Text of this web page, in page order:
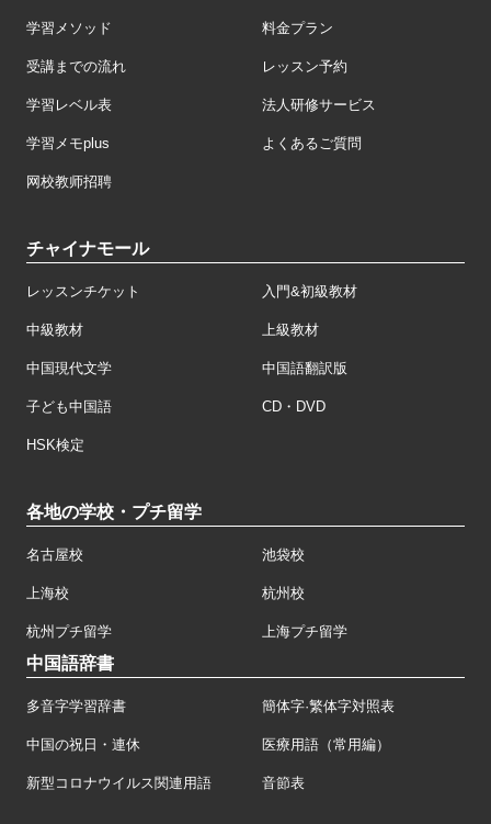
学習メソッド 料金プラン
受講までの流れ レッスン予約
学習レベル表 法人研修サービス
学習メモplus よくあるご質問
网校教师招聘
チャイナモール
レッスンチケット 入門&初級教材
中級教材 上級教材
中国現代文学 中国語翻訳版
子ども中国語 CD・DVD
HSK検定
各地の学校・プチ留学
名古屋校 池袋校
上海校 杭州校
杭州プチ留学 上海プチ留学
中国語辞書
多音字学習辞書 簡体字·繁体字対照表
中国の祝日・連休 医療用語（常用編）
新型コロナウイルス関連用語 音節表